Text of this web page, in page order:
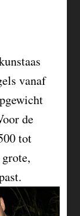
vanaf
de
tot